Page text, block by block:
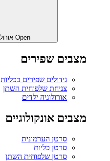
Open אורולוגיה
מצבים שפירים
גידולים שפירים בכליות
צניחת שלפוחית השתן
אורולוגיה ילדים
מצבים אונקולוגיים
סרטן הערמונית
סרטן כליות
סרטן שלפוחית השתן